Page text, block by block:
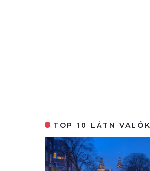
TOP 10 LÁTNIVALÓK